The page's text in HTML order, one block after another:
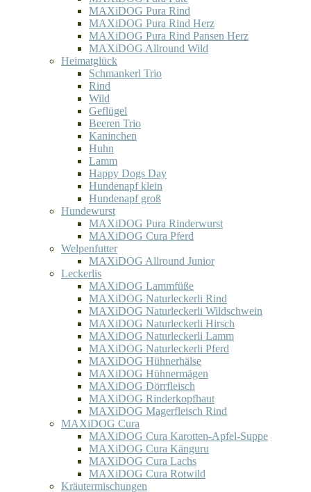
MAXiDOG Pura Rind
MAXiDOG Pura Rind Herz
MAXiDOG Pura Rind Pansen Herz
MAXiDOG Allround Wild
Heimatglück
Schmankerl Trio
Rind
Wild
Geflügel
Beeren Trio
Kaninchen
Huhn
Lamm
Happy Dogs Day
Hundenapf klein
Hundenapf groß
Hundewurst
MAXiDOG Pura Rinderwurst
MAXiDOG Cura Pferd
Welpenfutter
MAXiDOG Allround Junior
Leckerlis
MAXiDOG Lammfüße
MAXiDOG Naturleckerli Rind
MAXiDOG Naturleckerli Wildschwein
MAXiDOG Naturleckerli Hirsch
MAXiDOG Naturleckerli Lamm
MAXiDOG Naturleckerli Pferd
MAXiDOG Hühnerhälse
MAXiDOG Hühnermägen
MAXiDOG Dörrfleisch
MAXiDOG Rinderkopfhaut
MAXiDOG Magerfleisch Rind
MAXiDOG Cura
MAXiDOG Cura Karotten-Apfel-Suppe
MAXiDOG Cura Känguru
MAXiDOG Cura Lachs
MAXiDOG Cura Rotwild
Kräutermischungen